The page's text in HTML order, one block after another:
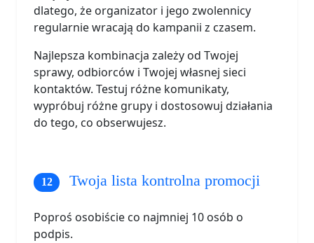
dlatego, że organizator i jego zwolennicy
regularnie wracają do kampanii z czasem.
Najlepsza kombinacja zależy od Twojej
sprawy, odbiorców i Twojej własnej sieci
kontaktów. Testuj różne komunikaty,
wypróbuj różne grupy i dostosowuj działania
do tego, co obserwujesz.
Twoja lista kontrolna promocji
Poproś osobiście co najmniej 10 osób o
podpis.